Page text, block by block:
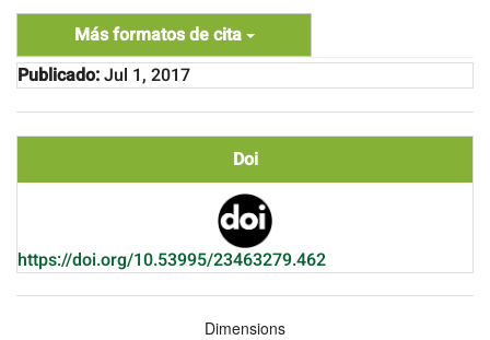
Más formatos de cita
Publicado:Jul 1, 2017
Doi
https://doi.org/10.53995/23463279.462
Dimensions